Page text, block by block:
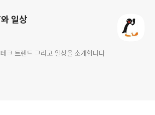
일상
크 트렌드 그리고 일상을 소개합니다